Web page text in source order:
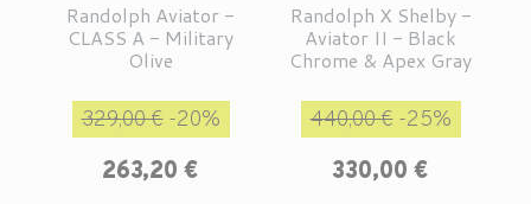
Randolph Aviator -
CLASS A - Military
Olive
Prix de base
329,00 €-20%
263,20 €
Randolph X Shelby -
Aviator II - Black
Chrome & Apex Gray
Prix de base
440,00 €-25%
330,00 €